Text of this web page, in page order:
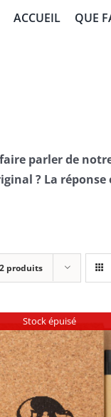
ACCUEIL QUE
parler de
? La réponse
produits
Stock épuisé